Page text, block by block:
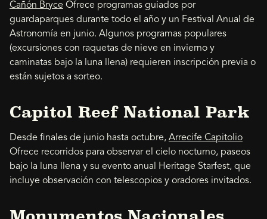
Cañón Bryce Ofrece programas guiados por
guardaparques durante todo el año y un Festival Anual de
Astronomía en junio. Algunos programas populares
(excursiones con raquetas de nieve en invierno y
caminatas bajo la luna llena) requieren inscripción previa o
están sujetos a sorteo.
Capitol Reef National Park
Desde finales de junio hasta octubre, Arrecife Capitolio
Ofrece recorridos para observar el cielo nocturno, paseos
bajo la luna llena y su evento anual Heritage Starfest, que
incluye observación con telescopios y oradores invitados.